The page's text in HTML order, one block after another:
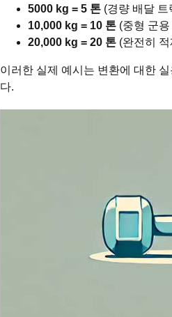
5000 kg = 5 톤 (경량 배달 트
10,000 kg = 10 톤 (중형 군
20,000 kg = 20 톤 (완전히
이러한 실제 예시는 변환에 대한
다.